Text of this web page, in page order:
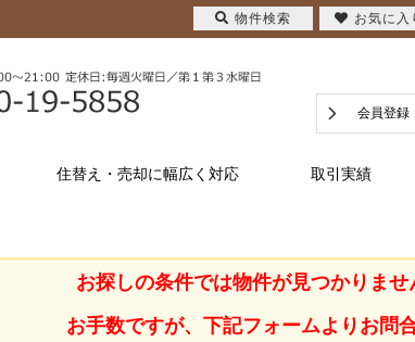
会員登録
住替え・売却に幅広く対応 取引実績
お探しの条件では物件が見つかりませ
お手数ですが、下記フォームよりお問
物件検索 お気に入